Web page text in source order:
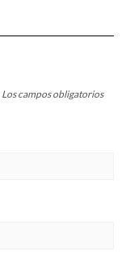
Los campos obligatorios